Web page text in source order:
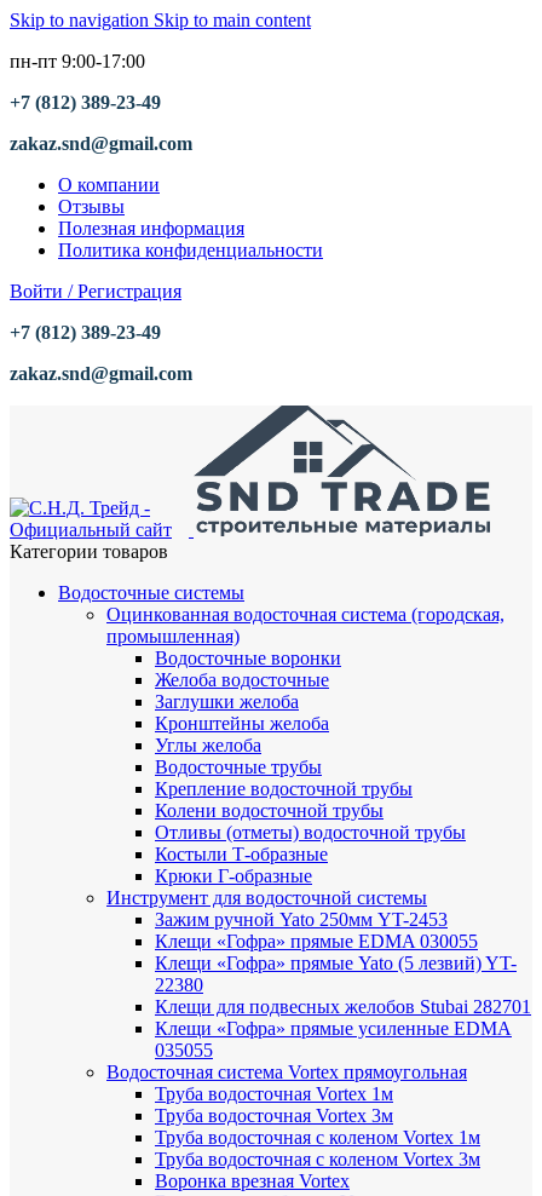
Skip to navigation Skip to main content
пн-пт 9:00-17:00
+7 (812) 389-23-49
zakaz.snd@gmail.com
О компании
Отзывы
Полезная информация
Политика конфиденциальности
Войти / Регистрация
+7 (812) 389-23-49
zakaz.snd@gmail.com
Категории товаров
Водосточные системы
Оцинкованная водосточная система (городская,
промышленная)
Водосточные воронки
Желоба водосточные
Заглушки желоба
Кронштейны желоба
Углы желоба
Водосточные трубы
Крепление водосточной трубы
Колени водосточной трубы
Отливы (отметы) водосточной трубы
Костыли Т-образные
Крюки Г-образные
Инструмент для водосточной системы
Зажим ручной Yato 250мм YT-2453
Клещи «Гофра» прямые EDMA 030055
Клещи «Гофра» прямые Yato (5 лезвий) YT-
22380
Клещи для подвесных желобов Stubai 282701
Клещи «Гофра» прямые усиленные EDMA
035055
Водосточная система Vortex прямоугольная
Труба водосточная Vortex 1м
Труба водосточная Vortex 3м
Труба водосточная с коленом Vortex 1м
Труба водосточная с коленом Vortex 3м
Воронка врезная Vortex